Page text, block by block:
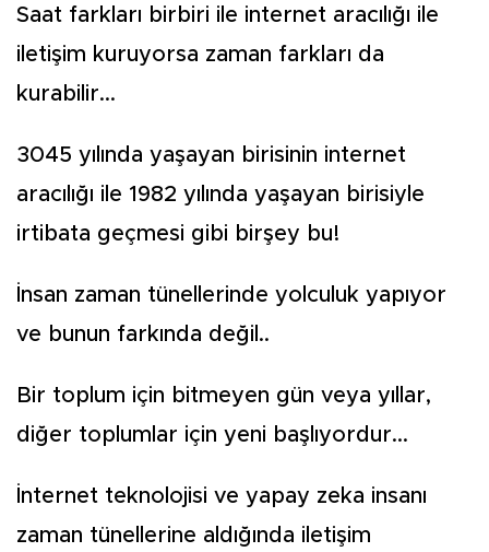
Saat farkları birbiri ile internet aracılığı ile
iletişim kuruyorsa zaman farkları da
kurabilir...
3045 yılında yaşayan birisinin internet
aracılığı ile 1982 yılında yaşayan birisiyle
irtibata geçmesi gibi birşey bu!
İnsan zaman tünellerinde yolculuk yapıyor
ve bunun farkında değil..
Bir toplum için bitmeyen gün veya yıllar,
diğer toplumlar için yeni başlıyordur...
İnternet teknolojisi ve yapay zeka insanı
zaman tünellerine aldığında iletişim